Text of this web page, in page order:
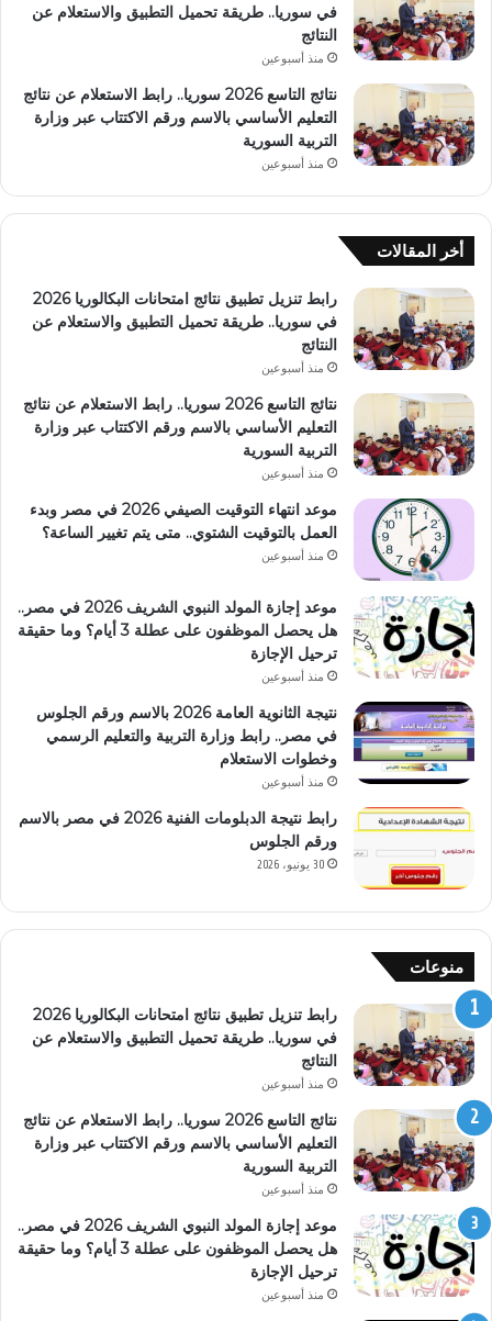
في سوريا.. طريقة تحميل التطبيق والاستعلام عن
النتائج
منذ أسبوعين
نتائج التاسع 2026 سوريا.. رابط الاستعلام عن نتائج
التعليم الأساسي بالاسم ورقم الاكتتاب عبر وزارة
التربية السورية
منذ أسبوعين
أخر المقالات
رابط تنزيل تطبيق نتائج امتحانات البكالوريا 2026
في سوريا.. طريقة تحميل التطبيق والاستعلام عن
النتائج
منذ أسبوعين
نتائج التاسع 2026 سوريا.. رابط الاستعلام عن نتائج
التعليم الأساسي بالاسم ورقم الاكتتاب عبر وزارة
التربية السورية
منذ أسبوعين
موعد انتهاء التوقيت الصيفي 2026 في مصر وبدء
العمل بالتوقيت الشتوي.. متى يتم تغيير الساعة؟
منذ أسبوعين
موعد إجازة المولد النبوي الشريف 2026 في مصر..
هل يحصل الموظفون على عطلة 3 أيام؟ وما حقيقة
ترحيل الإجازة
منذ أسبوعين
نتيجة الثانوية العامة 2026 بالاسم ورقم الجلوس
في مصر.. رابط وزارة التربية والتعليم الرسمي
وخطوات الاستعلام
منذ أسبوعين
رابط نتيجة الدبلومات الفنية 2026 في مصر بالاسم
ورقم الجلوس
30 يونيو، 2026
منوعات
رابط تنزيل تطبيق نتائج امتحانات البكالوريا 2026
في سوريا.. طريقة تحميل التطبيق والاستعلام عن
النتائج
منذ أسبوعين
نتائج التاسع 2026 سوريا.. رابط الاستعلام عن نتائج
التعليم الأساسي بالاسم ورقم الاكتتاب عبر وزارة
التربية السورية
منذ أسبوعين
موعد إجازة المولد النبوي الشريف 2026 في مصر..
هل يحصل الموظفون على عطلة 3 أيام؟ وما حقيقة
ترحيل الإجازة
منذ أسبوعين